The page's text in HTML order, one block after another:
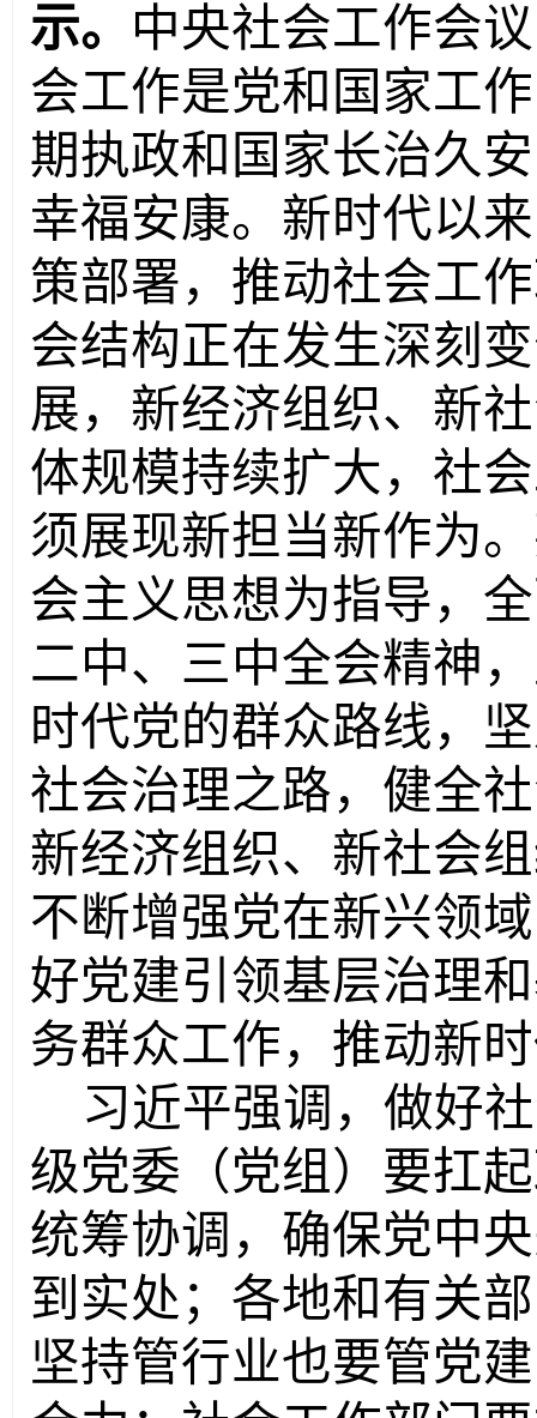
示。 中央社会工作会议
会工作是党和国家工
期执政和国家长治久
幸福安康。新时代以
策部署，推动社会工
会结构正在发生深刻
展，新经济组织、新
体规模持续扩大，社
须展现新担当新作为
会主义思想为指导，
二中、三中全会精神
时代党的群众路线，
社会治理之路，健全
新经济组织、新社会
不断增强党在新兴领
好党建引领基层治理
务群众工作，推动新
习近平强调，做好
级党委（党组）要扛
统筹协调，确保党中
到实处；各地和有关
坚持管行业也要管党